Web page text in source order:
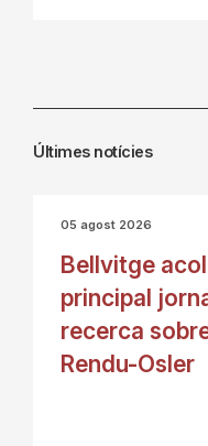
Últimes notícies
05 agost 2026
Bellvitge
principal
recerca
Rendu-Osler